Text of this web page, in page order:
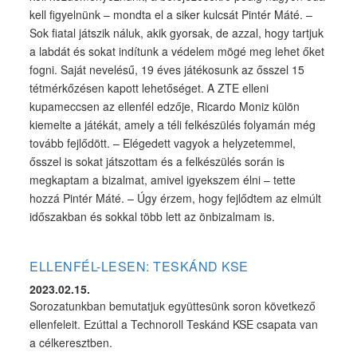
kell figyelnünk – mondta el a siker kulcsát Pintér Máté. –
Sok fiatal játszik náluk, akik gyorsak, de azzal, hogy tartjuk
a labdát és sokat indítunk a védelem mögé meg lehet őket
fogni. Saját nevelésű, 19 éves játékosunk az ősszel 15
tétmérkőzésen kapott lehetőséget. A ZTE elleni
kupameccsen az ellenfél edzője, Ricardo Moniz külön
kiemelte a játékát, amely a téli felkészülés folyamán még
tovább fejlődött. – Elégedett vagyok a helyzetemmel,
ősszel is sokat játszottam és a felkészülés során is
megkaptam a bizalmat, amivel igyekszem élni – tette
hozzá Pintér Máté. – Úgy érzem, hogy fejlődtem az elmúlt
időszakban és sokkal több lett az önbizalmam is.
ELLENFÉL-LESEN: TESKÁND KSE
2023.02.15.
Sorozatunkban bemutatjuk együttesünk soron következő
ellenfeleit. Ezúttal a Technoroll Teskánd KSE csapata van
a célkeresztben.